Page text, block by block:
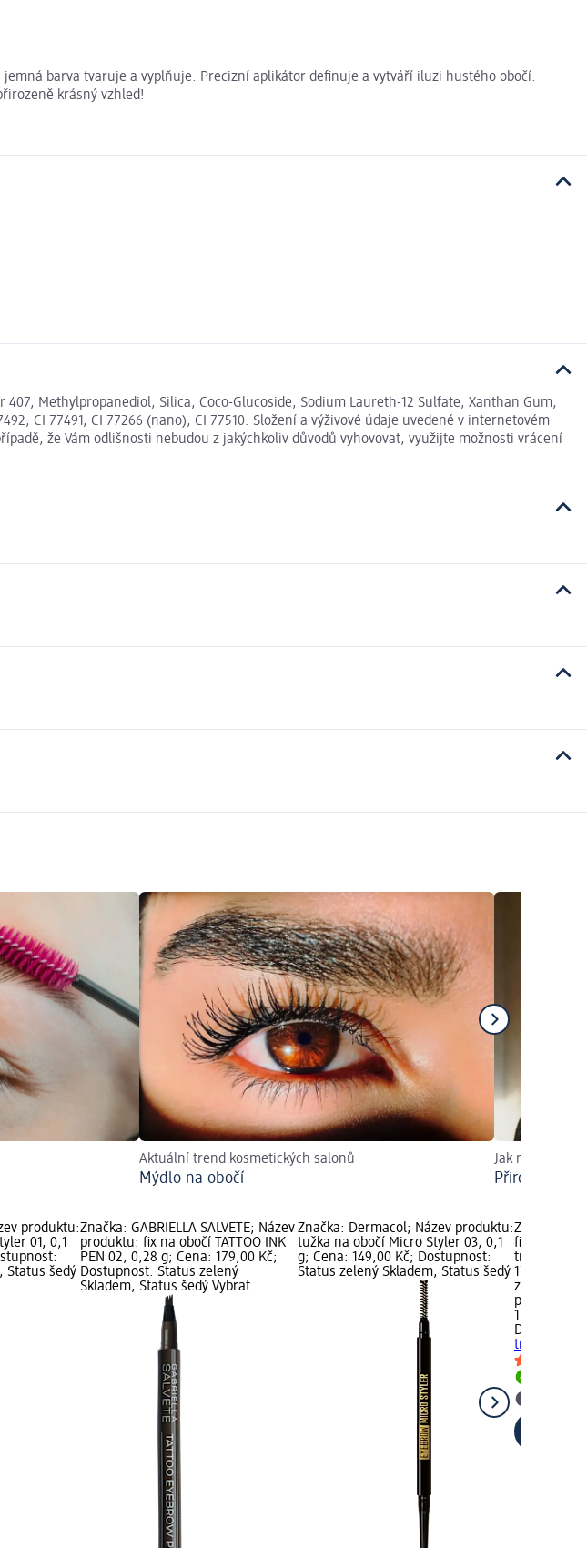
barva tvaruje a vyplňuje. Precizní aplikátor definuje a vytváří iluzi hustého obočí.
krásný vzhled!
Methylpropanediol, Silica, Coco-Glucoside, Sodium Laureth-12 Sulfate, Xanthan Gum,
CI 77491, CI 77266 (nano), CI 77510. Složení a výživové údaje uvedené v internetovém
že Vám odlišnosti nebudou z jakýchkoliv důvodů vyhovovat, využijte možnosti vrácení
Aktuální trend kosmetických salonů
Mýdlo na obočí
Jak na to?
Přirozeně
produktu:
01, 0,1
Status šedý
Značka: GABRIELLA SALVETE; Název
produktu: fix na obočí TATTOO INK
PEN 02, 0,28 g; Cena: 179,00 Kč;
Dostupnost: Status zelený
Skladem, Status šedý Vybrat
Značka: Dermacol; Název produktu:
tužka na obočí Micro Styler 03, 0,1
g; Cena: 149,00 Kč; Dostupnost:
Status zelený Skladem, Status šedý
Značka:
fixační gel
179,00 Kč;
zelený
prodejnu
179,00 Kč
Dermacol